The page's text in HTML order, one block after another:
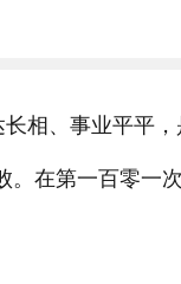
相、事业平平，
。在第一百零一